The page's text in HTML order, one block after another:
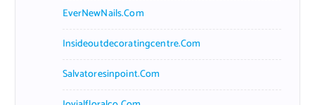
EverNewNails.com
Insideoutdecoratingcentre.com
Salvatoresinpoint.com